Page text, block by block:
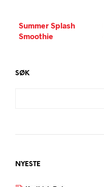
Summer Splash
Smoothie
SØK
NYESTE